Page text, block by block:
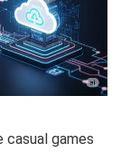
casual games